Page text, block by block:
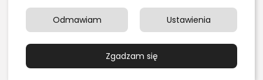
najwygodniejszym i najbardziej stabilnym
rozwiązaniem dla domu jednorodzinnego.
Koszt przyłączenia wody
Koszt przyłączenia wody może się znacznie różnić w
zależności od lokalizacji i zakresu prac. Największe
Zgadzam się
Ustawienia
Odmawiam